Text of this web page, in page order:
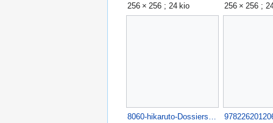
256 × 256 ; 24 kio
256 × 256 ;